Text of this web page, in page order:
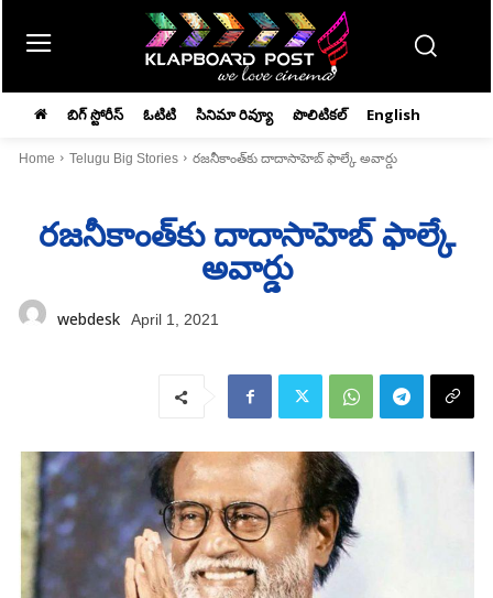
బిగ్ స్టోరీస్ ఓటిటి సినిమా రివ్యూ పొలిటికల్ English
Home Telugu Big Stories రజనీకాంత్‌కు దాదాసాహెబ్‌ ఫాల్కే‌ అవార్డు
రజనీకాంత్‌కు దాదాసాహెబ్‌ ఫాల్కే‌
అవార్డు
webdesk April 1, 2021